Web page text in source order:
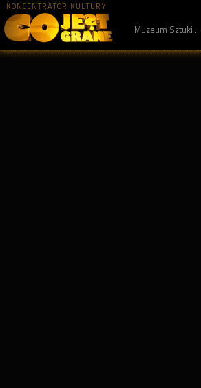
KONCENTRATOR KULTURY
Muzeum Sztuki ...